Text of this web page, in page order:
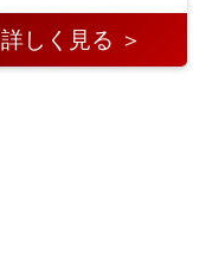
詳しく見る ＞